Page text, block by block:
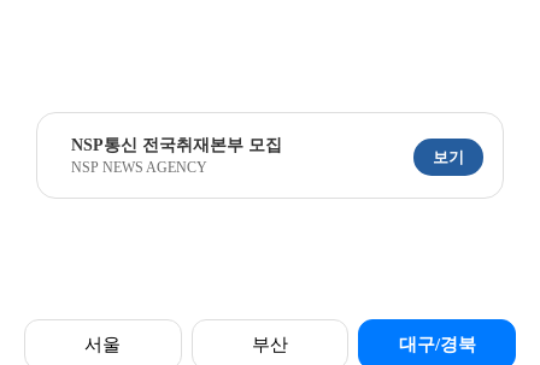
NSP통신 전국취재본부 모집
NSP NEWS AGENCY
보기
서울 부산 대구/경북